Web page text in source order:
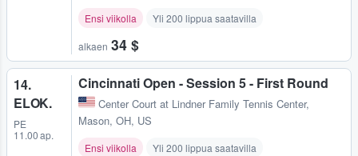
Ensi viikolla Yli 200 lippua saatavilla
alkaen 34 $
14.
ELOK.
PE
11.00 ap.
Cincinnati Open - Session 5 - First Round
Center Court at Lindner Family Tennis Center,
Mason, OH, US
Ensi viikolla Yli 200 lippua saatavilla